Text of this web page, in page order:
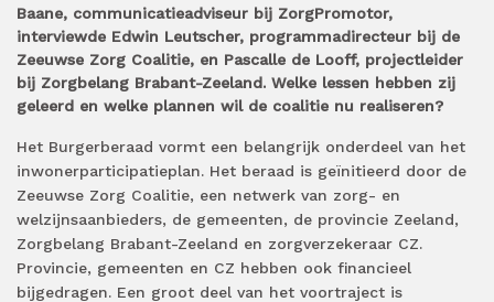
Baane, communicatieadviseur bij ZorgPromotor,
interviewde Edwin Leutscher, programmadirecteur bij de
Zeeuwse Zorg Coalitie, en Pascalle de Looff, projectleider
bij Zorgbelang Brabant-Zeeland. Welke lessen hebben zij
geleerd en welke plannen wil de coalitie nu realiseren?
Het Burgerberaad vormt een belangrijk onderdeel van het
inwonerparticipatieplan. Het beraad is geïnitieerd door de
Zeeuwse Zorg Coalitie, een netwerk van zorg- en
welzijnsaanbieders, de gemeenten, de provincie Zeeland,
Zorgbelang Brabant-Zeeland en zorgverzekeraar CZ.
Provincie, gemeenten en CZ hebben ook financieel
bijgedragen. Een groot deel van het voortraject is